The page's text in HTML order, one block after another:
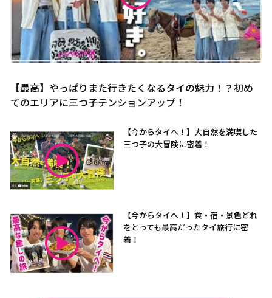
【最高】やっぱりまた行きたくなるタイの魅力！？初め
てのエリアに三つ子テンションアップ！
【今からタイへ！】大自然を満喫した
三つ子の大冒険に密着！
【今からタイへ！】食・宿・景色どれ
をとっても最高だったタイ旅行に密
着！